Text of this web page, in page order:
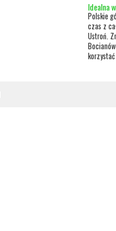
Idealna
Polskie
czas z
Ustroń.